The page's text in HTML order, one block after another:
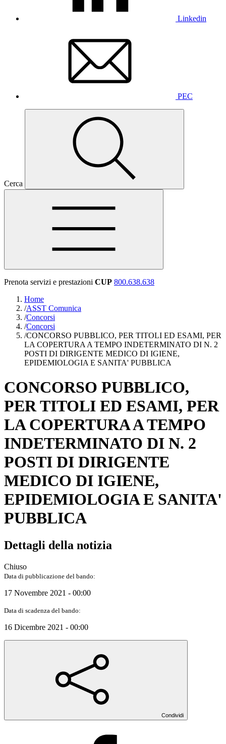
Linkedin
PEC
Cerca
Prenota servizi e prestazioni CUP 800.638.638
Home
/ASST Comunica
/Concorsi
/Concorsi
/CONCORSO PUBBLICO, PER TITOLI ED ESAMI, PER
LA COPERTURA A TEMPO INDETERMINATO DI N. 2
POSTI DI DIRIGENTE MEDICO DI IGIENE,
EPIDEMIOLOGIA E SANITA' PUBBLICA
CONCORSO PUBBLICO,
PER TITOLI ED ESAMI, PER
LA COPERTURA A TEMPO
INDETERMINATO DI N. 2
POSTI DI DIRIGENTE
MEDICO DI IGIENE,
EPIDEMIOLOGIA E SANITA'
PUBBLICA
Dettagli della notizia
Chiuso
Data di pubblicazione del bando:
17 Novembre 2021 - 00:00
Data di scadenza del bando:
16 Dicembre 2021 - 00:00
Condividi